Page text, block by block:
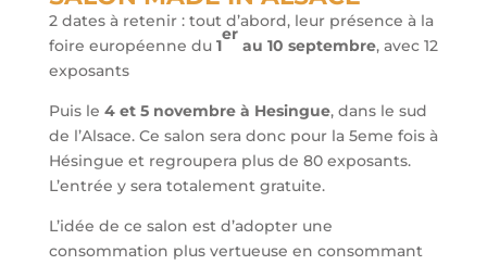
2 dates à retenir : tout d’abord, leur présence à la
foire européenne du 1
er
au 10 septembre, avec 12
exposants
Puis le 4 et 5 novembre à Hesingue, dans le sud
de l’Alsace. Ce salon sera donc pour la 5eme fois à
Hésingue et regroupera plus de 80 exposants.
L’entrée y sera totalement gratuite.
L’idée de ce salon est d’adopter une
consommation plus vertueuse en consommant